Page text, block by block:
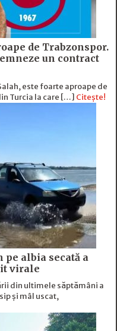
de Trabzonspor.
un contract
este foarte aproape de
Turcia la care […] Citește!
pe albia secată a
virale
din ultimele săptămâni a
și mâl uscat,